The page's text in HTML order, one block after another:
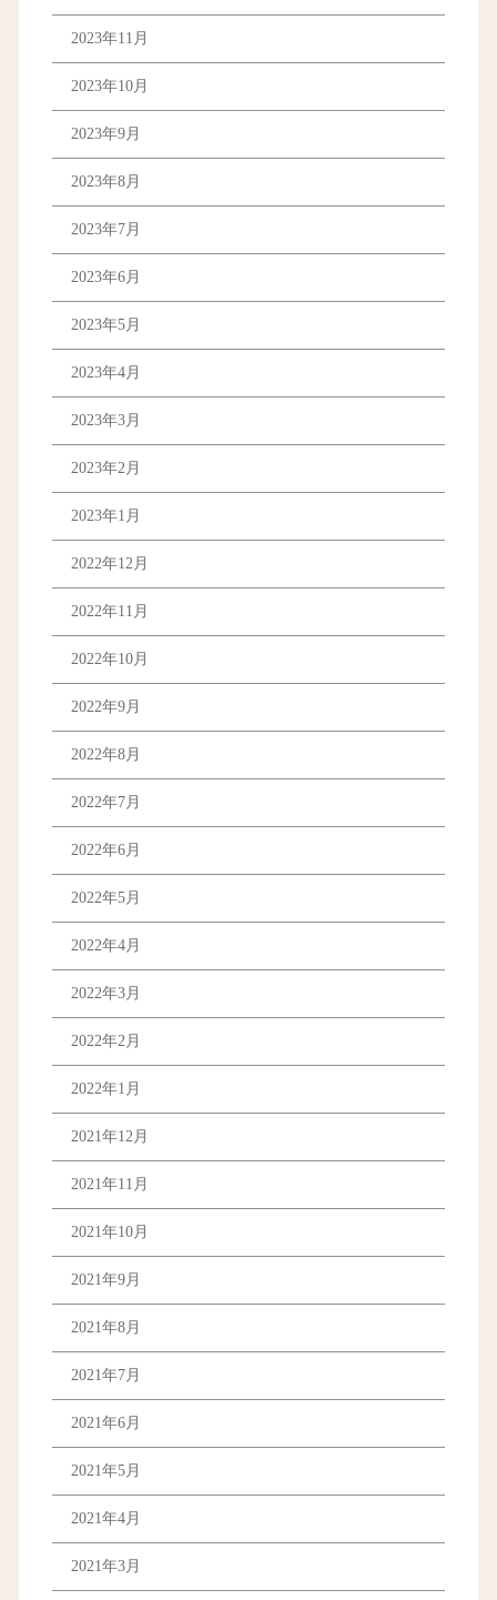
2023年11月
2023年10月
2023年9月
2023年8月
2023年7月
2023年6月
2023年5月
2023年4月
2023年3月
2023年2月
2023年1月
2022年12月
2022年11月
2022年10月
2022年9月
2022年8月
2022年7月
2022年6月
2022年5月
2022年4月
2022年3月
2022年2月
2022年1月
2021年12月
2021年11月
2021年10月
2021年9月
2021年8月
2021年7月
2021年6月
2021年5月
2021年4月
2021年3月